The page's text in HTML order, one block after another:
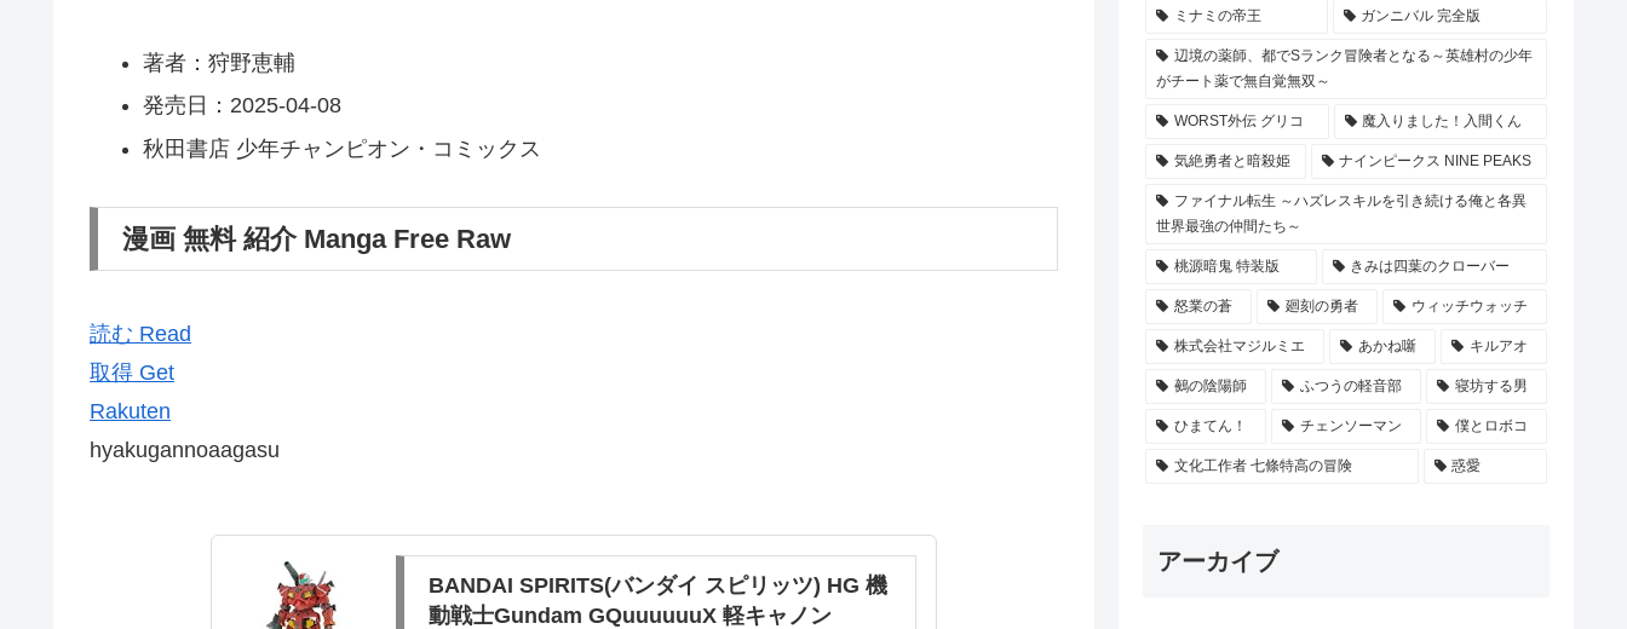
著者：狩野恵輔
発売日：2025-04-08
秋田書店 少年チャンピオン・コミックス
漫画 無料 紹介 Manga Free Raw
読む Read
取得 Get
Rakuten
hyakugannoaagasu
BANDAI SPIRITS(バンダイ スピリッツ) HG 機
動戦士Gundam GQuuuuuuX 軽キャノン
ミナミの帝王 ガンニバル 完全版
辺境の薬師、都でSランク冒険者となる～英雄村の少年
がチート薬で無自覚無双～
WORST外伝 グリコ 魔入りました！入間くん
気絶勇者と暗殺姫 ナインピークス NINE PEAKS
ファイナル転生 ～ハズレスキルを引き続ける俺と各異
世界最強の仲間たち～
桃源暗鬼 特装版 きみは四葉のクローバー
怒業の蒼 廻刻の勇者 ウィッチウォッチ
株式会社マジルミエ あかね噺 キルアオ
鵺の陰陽師 ふつうの軽音部 寝坊する男
ひまてん！ チェンソーマン 僕とロボコ
文化工作者 七條特高の冒険 惑愛
アーカイブ